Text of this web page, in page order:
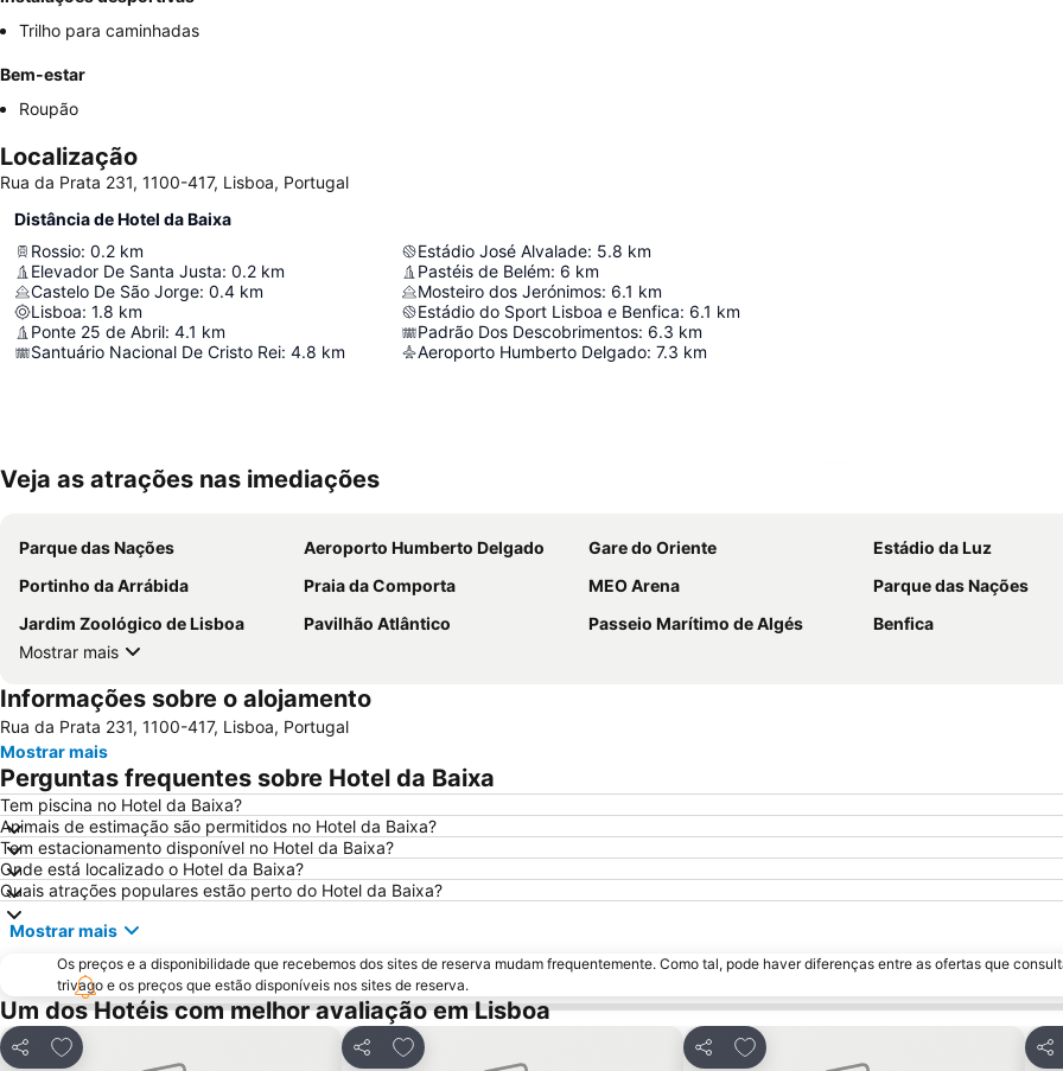
Trilho para caminhadas
Bem-estar
Roupão
Localização
Rua da Prata 231, 1100-417, Lisboa, Portugal
Distância de Hotel da Baixa
Rossio: 0.2 km
Elevador De Santa Justa: 0.2 km
Castelo De São Jorge: 0.4 km
Lisboa: 1.8 km
Ponte 25 de Abril: 4.1 km
Santuário Nacional De Cristo Rei: 4.8 km
Estádio José Alvalade: 5.8 km
Pastéis de Belém: 6 km
Mosteiro dos Jerónimos: 6.1 km
Estádio do Sport Lisboa e Benfica: 6.1 km
Padrão Dos Descobrimentos: 6.3 km
Aeroporto Humberto Delgado: 7.3 km
Veja as atrações nas imediações
Parque das Nações Aeroporto Humberto Delgado Gare do Oriente
Estádio da Luz
Portinho da Arrábida
Praia da Comporta MEO Arena
Parque das Nações
Jardim Zoológico de Lisboa
Pavilhão Atlântico Passeio Marítimo de Algés
Benfica
Mostrar mais
Informações sobre o alojamento
Rua da Prata 231, 1100-417, Lisboa, Portugal
Mostrar mais
Perguntas frequentes sobre Hotel da Baixa
Tem piscina no Hotel da Baixa?
Animais de estimação são permitidos no Hotel da Baixa?
Tem estacionamento disponível no Hotel da Baixa?
Onde está localizado o Hotel da Baixa?
Quais atrações populares estão perto do Hotel da Baixa?
Mostrar mais
Os preços e a disponibilidade que recebemos dos sites de reserva mudam frequentemente. Como tal, pode haver diferenças entre as ofertas que
trivago e os preços que estão disponíveis nos sites de reserva.
Um dos Hotéis com melhor avaliação em Lisboa
Partilhar
Adicionar aos favoritos
Partilhar
Adicionar aos favoritos
Partilhar
Adicionar aos favoritos